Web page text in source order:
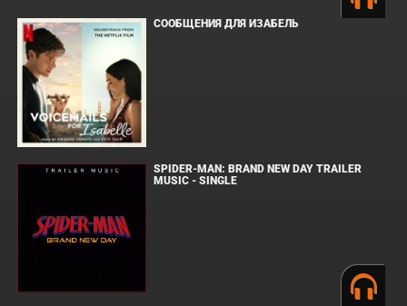
СООБЩЕНИЯ ДЛЯ ИЗАБЕЛЬ
SPIDER-MAN: BRAND NEW DAY TRAILER
MUSIC - SINGLE